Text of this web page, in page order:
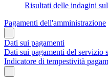
Risultati delle indagini
Pagamenti dell'amministrazione
Dati sui pagamenti
Dati sui pagamenti del servizio
Indicatore di tempestività